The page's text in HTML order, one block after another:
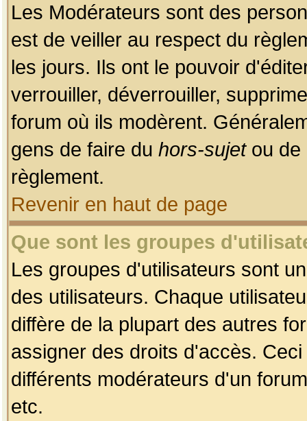
Les Modérateurs sont des
est de veiller au respect du
les jours. Ils ont le pouvoir
verrouiller, déverrouiller,
forum où ils modèrent.
gens de faire du hors-sujetou de
règlement.
Revenir en haut de page
Que sont les groupes
Les groupes d'utilisateurs sont
des utilisateurs. Chaque
diffère de la plupart des autres
assigner des droits d'accès.
différents modérateurs d'un
etc.